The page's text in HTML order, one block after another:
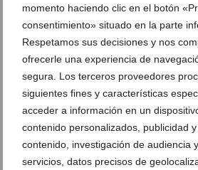
momento haciendo clic en el botón
consentimiento» situado en la parte
Respetamos sus decisiones y nos
ofrecerle una experiencia de
segura. Los terceros proveedores
siguientes fines y características
acceder a información en un
contenido personalizados, publicidad
contenido, investigación de audiencia
servicios, datos precisos de
12 de septiembre de 2019